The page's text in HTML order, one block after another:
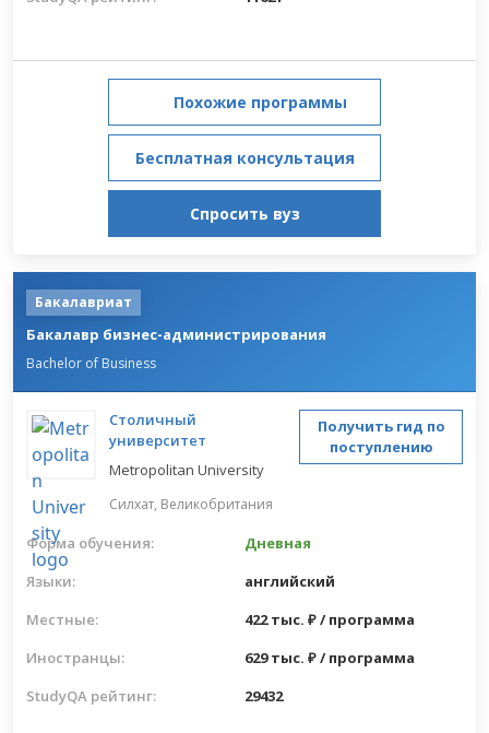
Похожие программы
Бесплатная консультация
Спросить вуз
Бакалавриат
Бакалавр бизнес-администрирования
Bachelor of Business
Столичный
университет
Metropolitan University
Силхат, Великобритания
Получить гид по
поступлению
Форма обучения:
Дневная
Языки:
английский
Местные:
422 тыс. ₽ / программа
Иностранцы:
629 тыс. ₽ / программа
StudyQA рейтинг:
29432